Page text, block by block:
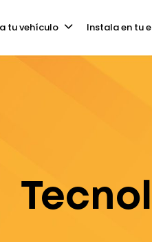
tu vehículo Instala en tu